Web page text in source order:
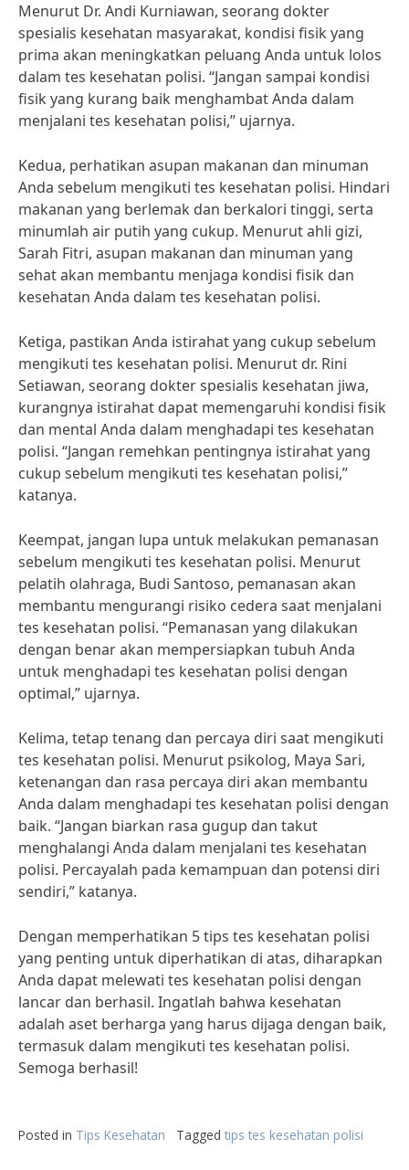
Menurut Dr. Andi Kurniawan, seorang dokter
spesialis kesehatan masyarakat, kondisi fisik yang
prima akan meningkatkan peluang Anda untuk lolos
dalam tes kesehatan polisi. “Jangan sampai kondisi
fisik yang kurang baik menghambat Anda dalam
menjalani tes kesehatan polisi,” ujarnya.
Kedua, perhatikan asupan makanan dan minuman
Anda sebelum mengikuti tes kesehatan polisi. Hindari
makanan yang berlemak dan berkalori tinggi, serta
minumlah air putih yang cukup. Menurut ahli gizi,
Sarah Fitri, asupan makanan dan minuman yang
sehat akan membantu menjaga kondisi fisik dan
kesehatan Anda dalam tes kesehatan polisi.
Ketiga, pastikan Anda istirahat yang cukup sebelum
mengikuti tes kesehatan polisi. Menurut dr. Rini
Setiawan, seorang dokter spesialis kesehatan jiwa,
kurangnya istirahat dapat memengaruhi kondisi fisik
dan mental Anda dalam menghadapi tes kesehatan
polisi. “Jangan remehkan pentingnya istirahat yang
cukup sebelum mengikuti tes kesehatan polisi,”
katanya.
Keempat, jangan lupa untuk melakukan pemanasan
sebelum mengikuti tes kesehatan polisi. Menurut
pelatih olahraga, Budi Santoso, pemanasan akan
membantu mengurangi risiko cedera saat menjalani
tes kesehatan polisi. “Pemanasan yang dilakukan
dengan benar akan mempersiapkan tubuh Anda
untuk menghadapi tes kesehatan polisi dengan
optimal,” ujarnya.
Kelima, tetap tenang dan percaya diri saat mengikuti
tes kesehatan polisi. Menurut psikolog, Maya Sari,
ketenangan dan rasa percaya diri akan membantu
Anda dalam menghadapi tes kesehatan polisi dengan
baik. “Jangan biarkan rasa gugup dan takut
menghalangi Anda dalam menjalani tes kesehatan
polisi. Percayalah pada kemampuan dan potensi diri
sendiri,” katanya.
Dengan memperhatikan 5 tips tes kesehatan polisi
yang penting untuk diperhatikan di atas, diharapkan
Anda dapat melewati tes kesehatan polisi dengan
lancar dan berhasil. Ingatlah bahwa kesehatan
adalah aset berharga yang harus dijaga dengan baik,
termasuk dalam mengikuti tes kesehatan polisi.
Semoga berhasil!
Posted in Tips Kesehatan Tagged tips tes kesehatan polisi